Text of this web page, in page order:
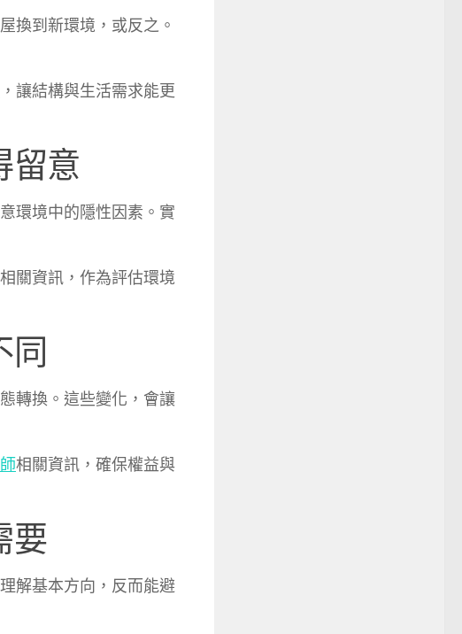
換到新環境，或反之。
，讓結構與生活需求能更
留意
環境中的隱性因素。實
相關資訊，作為評估環境
同
轉換。這些變化，會讓
相關資訊，確保權益與
要
解基本方向，反而能避